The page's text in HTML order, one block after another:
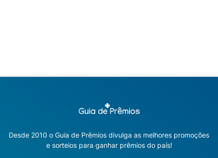
Desde 2010 o Guia de Prêmios divulga as melhores promoções
e sorteios para ganhar prêmios do país!